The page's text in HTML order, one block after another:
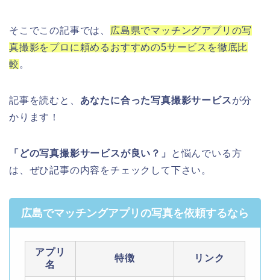
そこでこの記事では、
広島県でマッチングアプリの写
真撮影をプロに頼めるおすすめの5サービスを徹底比
較 。
記事を読むと、 あなたに合った写真撮影サービスが分
かります！
「どの写真撮影サービスが良い？」
と悩んでいる方
は、ぜひ記事の内容をチェックして下さい。
広島でマッチングアプリの写真を依頼するなら
アプリ
名
特徴 リンク